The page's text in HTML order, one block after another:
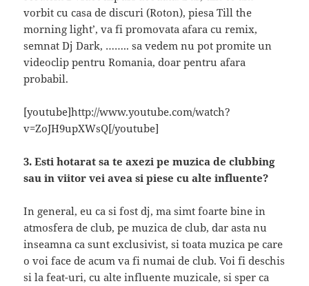
vorbit cu casa de discuri (Roton), piesa Till the
morning light’, va fi promovata afara cu remix,
semnat Dj Dark, …….. sa vedem nu pot promite un
videoclip pentru Romania, doar pentru afara
probabil.
[youtube]http://www.youtube.com/watch?
v=ZoJH9upXWsQ[/youtube]
3. Esti hotarat sa te axezi pe muzica de clubbing
sau in viitor vei avea si piese cu alte influente?
In general, eu ca si fost dj, ma simt foarte bine in
atmosfera de club, pe muzica de club, dar asta nu
inseamna ca sunt exclusivist, si toata muzica pe care
o voi face de acum va fi numai de club. Voi fi deschis
si la feat-uri, cu alte influente muzicale, si sper ca